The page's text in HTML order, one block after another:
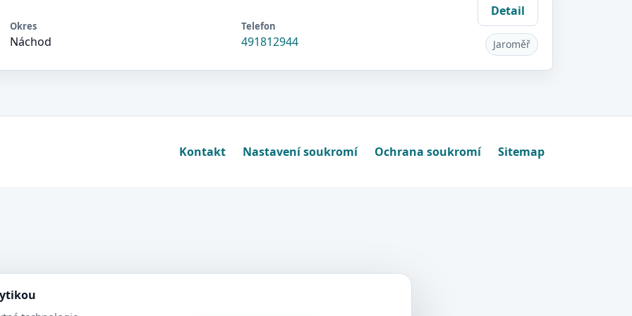
Okres
Náchod
Telefon
491812944
Detail
Jaroměř
Kontakt Nastavení soukromí Ochrana soukromí Sitemap